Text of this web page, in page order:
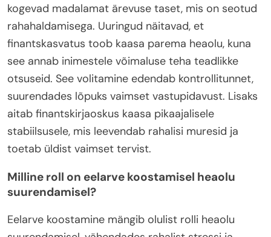
kogevad madalamat ärevuse taset, mis on seotud
rahahaldamisega. Uuringud näitavad, et
finantskasvatus toob kaasa parema heaolu, kuna
see annab inimestele võimaluse teha teadlikke
otsuseid. See volitamine edendab kontrollitunnet,
suurendades lõpuks vaimset vastupidavust. Lisaks
aitab finantskirjaoskus kaasa pikaajalisele
stabiilsusele, mis leevendab rahalisi muresid ja
toetab üldist vaimset tervist.
Milline roll on eelarve koostamisel heaolu
suurendamisel?
Eelarve koostamine mängib olulist rolli heaolu